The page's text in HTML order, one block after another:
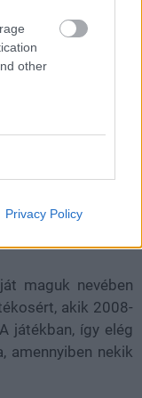
other
Privacy Policy
Notesszúrta ki,
jogi esetekre
polgári jogi
vásároltak
(nem túl meglepő
játék,
maguk nevében
akik 2008-
játékban, így elég
amennyiben nekik